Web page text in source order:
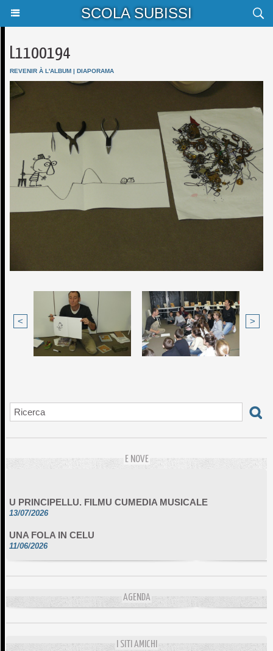
SCOLA SUBISSI
L1100194
REVENIR À L'ALBUM | DIAPORAMA
< >
E NOVE
13/07/2026
11/06/2026
DA SCIMULÌ
AGENDA
I SITI AMICHI